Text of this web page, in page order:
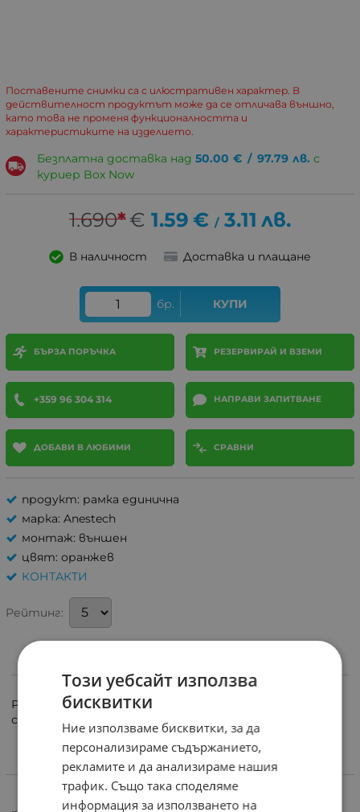
Поставените снимки са с илюстративен характер. В
действителност продуктът може да се отличава външно,
като това не променя функционалността и
характеристиките на изделието.
Безплатна доставка над 50.00 € / 97.79 лв. с
куриер Box Now
1.690*€ 1.59 € / 3.11 лв.
В наличност Доставка и плащане
бр. КУПИ
БЪРЗА ПОРЪЧКА РЕЗЕРВИРАЙ И ВЗЕМИ
+359 96 304 314 НАПРАВИ ЗАПИТВАНЕ
ДОБАВИ В ЛЮБИМИ СРАВНИ
продукт: рамка единична
марка: Anestech
монтаж: външен
цвят: оранжев
КОНТАКТИ
Рейтинг:
ИНФОРМАЦИЯ
Рамка единична за контакти, ключове, розетки от
серия Чинар
ХАРАКТЕРИСТИКИ
Този уебсайт използва
бисквитки
Ние използваме бисквитки, за да
персонализираме съдържанието,
рекламите и да анализираме нашия
трафик. Също така споделяме
информация за използването на